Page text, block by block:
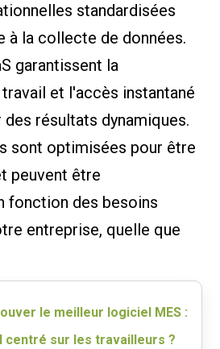
standardisées
à la collecte de données.
garantissent la
et l'accès instantané
résultats dynamiques.
sont optimisées pour être
peuvent être
fonction des besoins
entreprise, quelle que
le meilleur logiciel MES :
centré sur les travailleurs ?